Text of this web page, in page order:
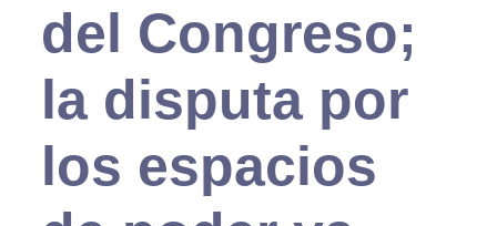
del Congreso;
la disputa por
los espacios